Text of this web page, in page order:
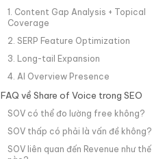
1. Content Gap Analysis + Topical
Coverage
2. SERP Feature Optimization
3. Long-tail Expansion
4. AI Overview Presence
FAQ về Share of Voice trong SEO
SOV có thể đo lường free không?
SOV thấp có phải là vấn đề không?
SOV liên quan đến Revenue như thế